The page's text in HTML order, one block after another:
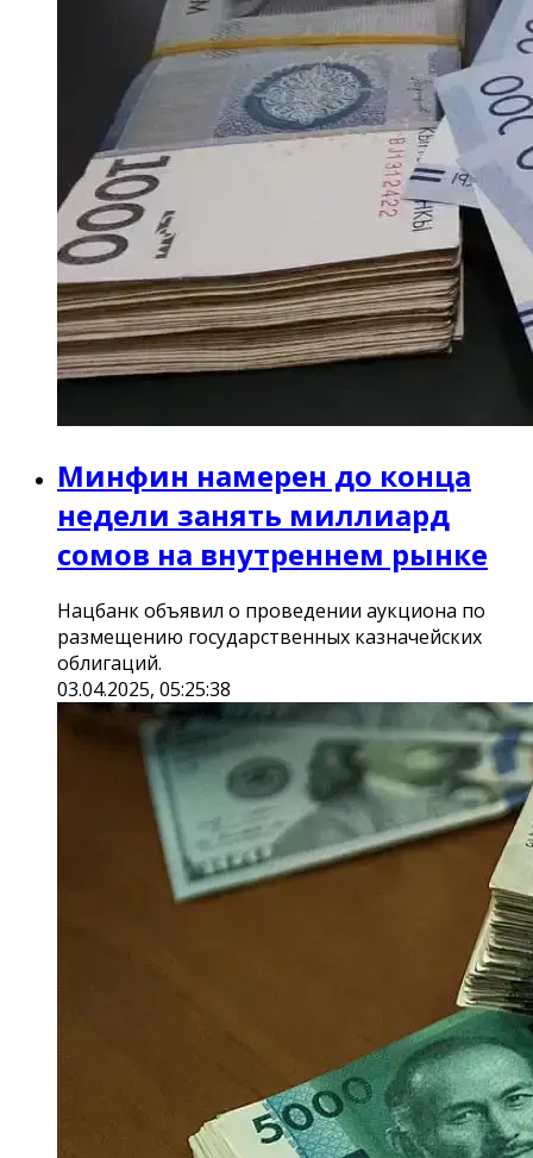
Минфин намерен до конца
недели занять миллиард
сомов на внутреннем рынке
Нацбанк объявил о проведении аукциона по
размещению государственных казначейских
облигаций.
03.04.2025, 05:25:38